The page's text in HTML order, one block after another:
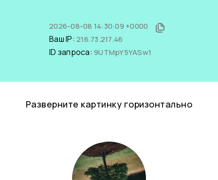
2026-08-08 14:30:09 +0000
Ваш IP: 216.73.217.46
ID запроса: 9UTMpY5YASw1
Разверните картинку горизонтально